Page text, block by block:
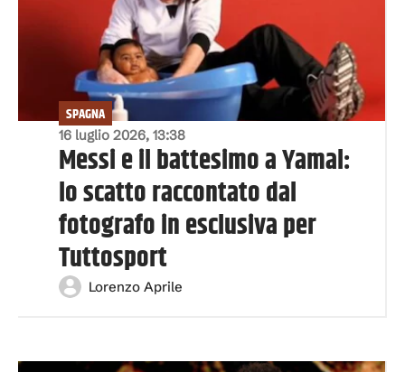
16 luglio 2026, 13:38
SPAGNA
Messi e il battesimo a Yamal:
lo scatto raccontato dal
fotografo in esclusiva per
Tuttosport
Lorenzo Aprile